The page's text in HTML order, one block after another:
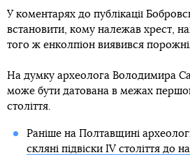
У коментарях до публікації
встановити, кому належав хрест,
того ж енколпіон виявився
На думку археолога Володимира
може бути датована в межах
століття.
Раніше на Полтавщині
скляні підвіски IV століття до